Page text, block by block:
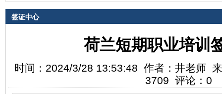
签证中心
荷兰短期职业培训
时间：2024/3/28 13:53:48 作者：井老师
3709 评论：0